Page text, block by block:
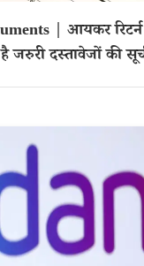
| आयकर रिटर्न
दस्तावेजों की